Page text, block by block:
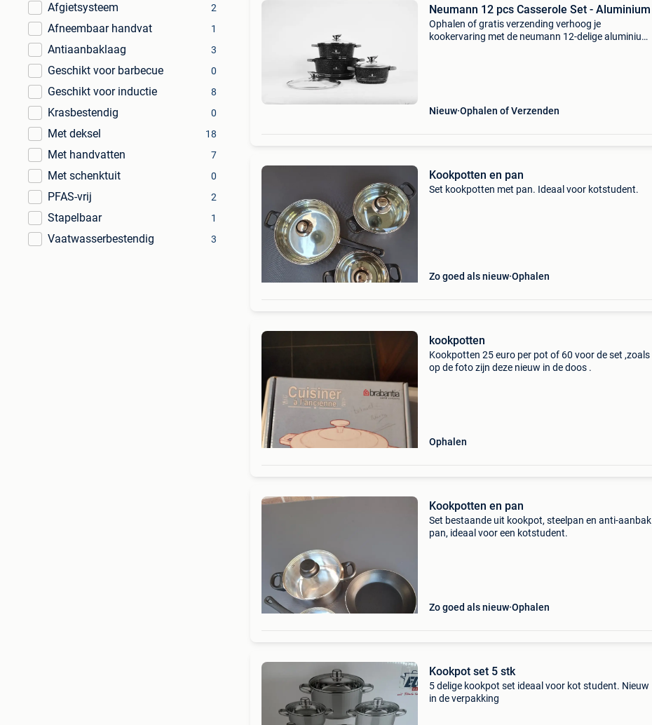
Afgietsysteem
2
Afneembaar handvat 1
Antiaanbaklaag 3
Geschikt voor barbecue 0
Geschikt voor inductie 8
Krasbestendig 0
Met deksel 18
Met handvatten 7
Met schenktuit 0
PFAS-vrij 2
Stapelbaar 1
Vaatwasserbestendig 3
Neumann 12 pcs Casserole Set - Aluminium
Ophalen of gratis verzending verhoog je
kookervaring met de neumann 12-delige aluminium
Nieuw Ophalen of Verzenden
Kookpotten en pan
Set kookpotten met pan. Ideaal voor kotstudent.
Zo goed als nieuw Ophalen
kookpotten
Kookpotten 25 euro per pot of 60 voor de set ,zoals
op de foto zijn deze nieuw in de doos .
Ophalen
Kookpotten en pan
Set bestaande uit kookpot, steelpan en anti-aanbak
pan, ideaal voor een kotstudent.
Zo goed als nieuw Ophalen
Kookpot set 5 stk
5 delige kookpot set ideaal voor kot student. Nieuw
in de verpakking